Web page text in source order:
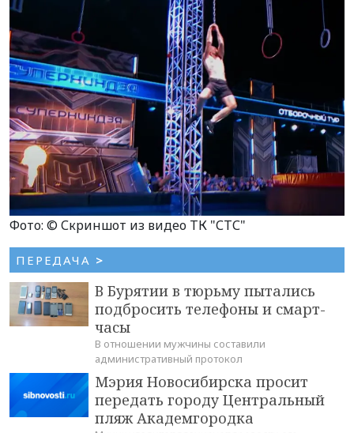
Фото: © Скриншот из видео ТК "СТС"
ПЕРЕДАЧА >
В Бурятии в тюрьму пытались
подбросить телефоны и смарт-
часы
В отношении мужчины составили
административный протокол
Мэрия Новосибирска просит
передать городу Центральный
пляж Академгородка